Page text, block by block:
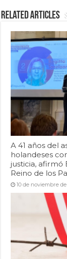
Related Articles
A 41 años del
holandeses
justicia, afirmó
Reino de los
10 de noviembre de